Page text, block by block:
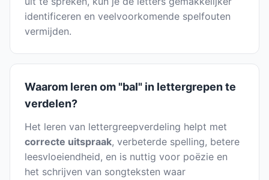
identificeren en veelvoorkomende spelfouten
vermijden.
Waarom leren om "bal" in lettergrepen te
verdelen?
Het leren van lettergreepverdeling helpt met
correcte uitspraak, verbeterde spelling, betere
leesvloeiendheid, en is nuttig voor poëzie en
het schrijven van songteksten waar